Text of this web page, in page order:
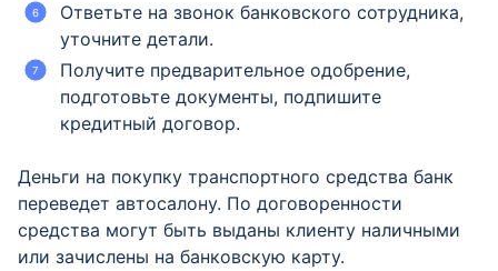
Ответьте на звонок банковского сотрудника,
уточните детали.
Получите предварительное одобрение,
подготовьте документы, подпишите
кредитный договор.
Деньги на покупку транспортного средства банк
переведет автосалону. По договоренности
средства могут быть выданы клиенту наличными
или зачислены на банковскую карту.